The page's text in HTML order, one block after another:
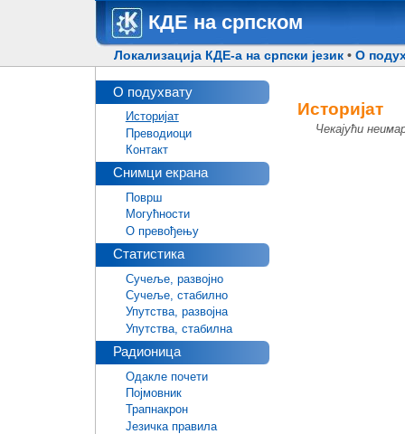
КДЕ на српском
Локализација КДЕ-а на српски језик •О
Историјат
Чекајући
О подухвату
Историјат
Преводиоци
Контакт
Снимци екрана
Површ
Могућности
О превођењу
Статистика
Сучеље, развојно
Сучеље, стабилно
Упутства, развојна
Упутства, стабилна
Радионица
Одакле почети
Појмовник
Трапнакрон
Језичка правила